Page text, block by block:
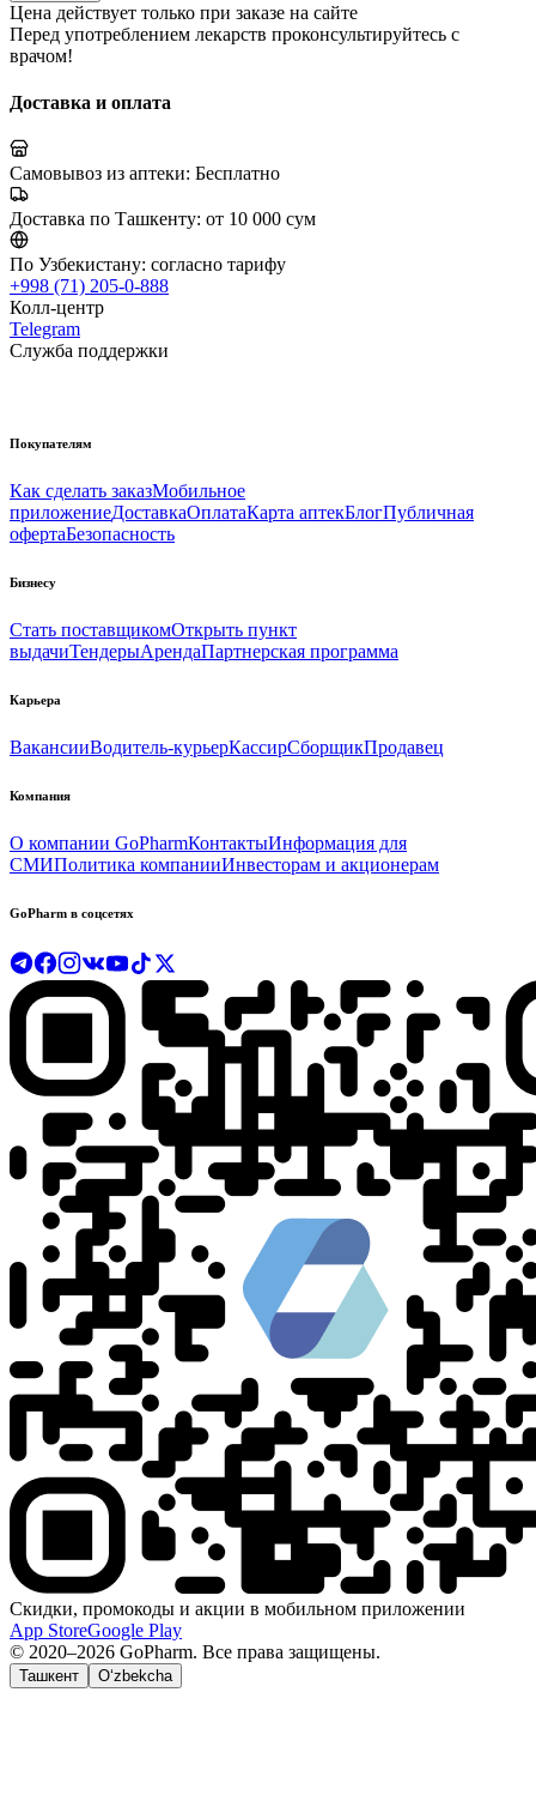
Цена действует только при заказе на сайте
Перед употреблением лекарств проконсультируйтесь с
врачом!
Доставка и оплата
Самовывоз из аптеки: Бесплатно
Доставка по Ташкенту: от 10 000 сум
По Узбекистану: согласно тарифу
+998 (71) 205-0-888
Колл-центр
Telegram
Служба поддержки
Покупателям
Как сделать заказМобильное
приложениеДоставкаОплатаКарта аптекБлогПубличная
офертаБезопасность
Бизнесу
Стать поставщикомОткрыть пункт
выдачиТендерыАрендаПартнерская программа
Карьера
ВакансииВодитель-курьерКассирСборщикПродавец
Компания
О компании GoPharmКонтактыИнформация для
СМИПолитика компанииИнвесторам и акционерам
GoPharm в соцсетях
Скидки, промокоды и акции в мобильном приложении
App StoreGoogle Play
© 2020–2026 GoPharm. Все права защищены.
Ташкент O‘zbekcha